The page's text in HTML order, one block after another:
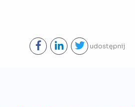
udostępnij